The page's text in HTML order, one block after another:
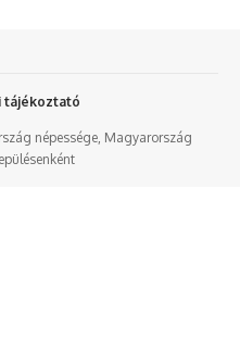
népessége, Magyarország
tájékoztató